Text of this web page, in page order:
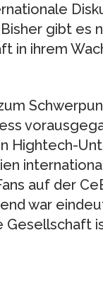
gibt es
in ihrem
Hightech-
auf der
war